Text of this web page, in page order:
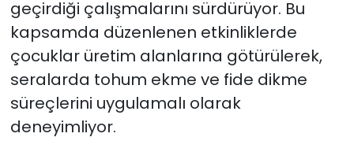
geçirdiği çalışmalarını sürdürüyor. Bu
kapsamda düzenlenen etkinliklerde
çocuklar üretim alanlarına götürülerek,
seralarda tohum ekme ve fide dikme
süreçlerini uygulamalı olarak
deneyimliyor.